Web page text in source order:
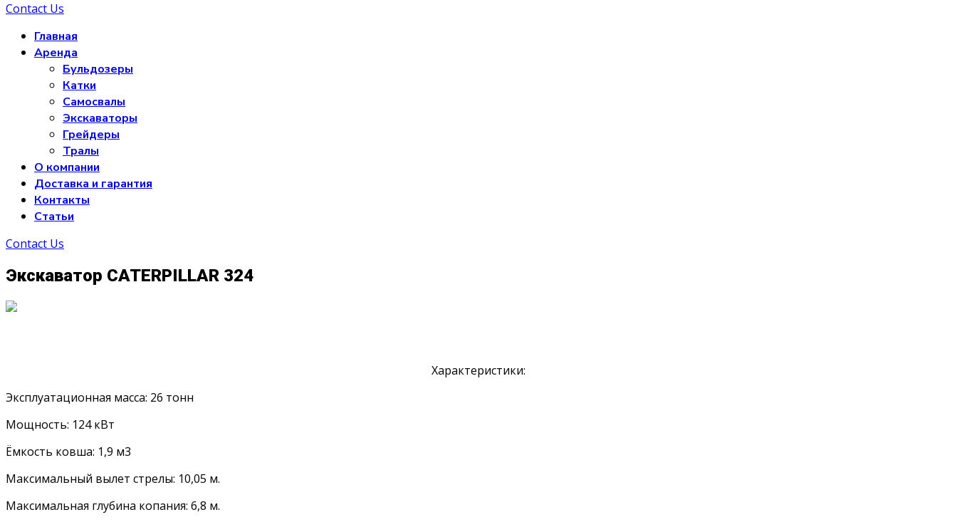
Contact Us
Главная
Аренда
Бульдозеры
Катки
Самосвалы
Экскаваторы
Грейдеры
Тралы
О компании
Доставка и гарантия
Контакты
Статьи
Contact Us
Экскаватор CATERPILLAR 324
Характеристики:
Эксплуатационная масса: 26 тонн
Мощность: 124 кВт
Ёмкость ковша: 1,9 м3
Максимальный вылет стрелы: 10,05 м.
Максимальная глубина копания: 6,8 м.